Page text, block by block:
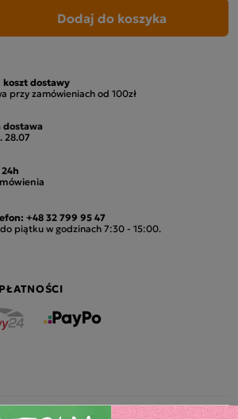
Dodaj do koszyka
dostawy
przy zamówieniach od 100zł
dostawa
28.07
+48 32 799 95 47
piątku w godzinach 7:30 - 15:00.